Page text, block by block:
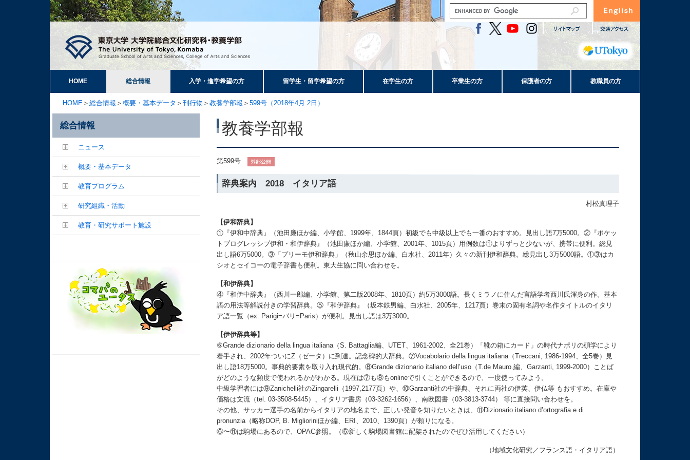
HOME 総合情報 入学・進学希望の方 留学生・留学希望の方 在学生の方 卒業生の方 保護者の方 教職員の方
HOME ＞ 総合情報 ＞ 概要・基本データ ＞ 刊行物 ＞ 教養学部報 ＞ 599号（2018年4月 2日）
教養学部報
第599号
辞典案内 2018 イタリア語
村松真理子
【伊和辞典】
①『伊和中辞典』（池田廉ほか編、小学館、1999年、1844頁）初級でも中級以上でも一番のおすすめ。見出し語7万5000。②『ポケッ
トプログレッシブ伊和・和伊辞典』（池田廉ほか編、小学館、2001年、1015頁）用例数は①よりずっと少ないが、携帯に便利。総見
出し語6万5000。③「プリーモ伊和辞典」（秋山余思ほか編、白水社、2011年）久々の新刊伊和辞典。総見出し3万5000語。①③はカ
シオとセイコーの電子辞書も便利。東大生協に問い合わせを。
【和伊辞典】
④『和伊中辞典』（西川一郎編、小学館、第二版2008年、1810頁）約5万3000語。長くミラノに住んだ言語学者西川氏渾身の作。基本
語の用法等解説付きの学習辞典。⑤『和伊辞典』（坂本鉄男編、白水社、2005年、1217頁）巻末の固有名詞や名作タイトルのイタリ
ア語一覧（ex. Parigi=パリ=Paris）が便利。見出し語は3万3000。
【伊伊辞典等】
⑥Grande dizionario della lingua italiana（S. Battaglia編、UTET、1961-2002、全21巻）「靴の箱にカード」の時代ナポリの碩学により
着手され、2002年ついにZ（ゼータ）に到達。記念碑的大辞典。⑦Vocabolario della lingua italiana（Treccani, 1986-1994、全5巻）見
出し語18万5000。事典的要素を取り入れ現代的。⑧Grande dizionario italiano dell’uso（T.de Mauro.編、Garzanti, 1999-2000）ことば
がどのような頻度で使われるかがわかる。現在は⑦も⑧もonlineで引くことができるので、一度使ってみよう。
中級学習者には⑨Zanichelli社のZingarelli（1997,2177頁）や、⑩Garzanti社の中辞典、それに両社の伊英、伊仏等 もおすすめ。在庫や
価格は文流（tel. 03-3508-5445）、イタリア書房（03-3262-1656）、南欧図書（03-3813-3744） 等に直接問い合わせを。
その他、サッカー選手の名前からイタリアの地名まで、正しい発音を知りたいときは、⑪Dizionario italiano d’ortografia e di
pronunzia（略称DOP, B. Miglioriniほか編、ERI、2010、1390頁）が頼りになる。
⑥〜⑪は駒場にあるので、OPAC参照。（⑥新しく駒場図書館に配架されたのでぜひ活用してください）
（地域文化研究／フランス語・イタリア語）
総合情報
ニュース
概要・基本データ
教育プログラム
研究組織・活動
教育・研究サポート施設